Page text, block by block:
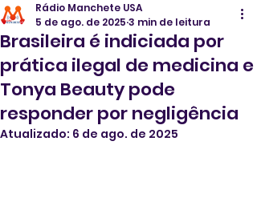
Brasileira é indiciada por
prática ilegal de medicina e
Tonya Beauty pode
responder por negligência
Rádio Manchete USA
5 de ago. de 2025 3 min de leitura
Atualizado: 6 de ago. de 2025